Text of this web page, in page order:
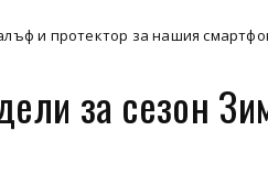
за нашия смартфон? Работа
за сезон